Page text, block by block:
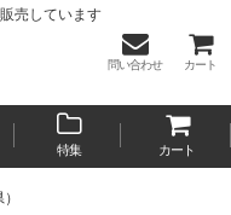
売しています
問い合わせ カート
特集 カート